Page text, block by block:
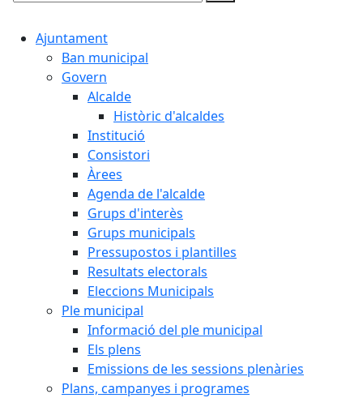
Cercar:
Ajuntament
Ban municipal
Govern
Alcalde
Històric d'alcaldes
Institució
Consistori
Àrees
Agenda de l'alcalde
Grups d'interès
Grups municipals
Pressupostos i plantilles
Resultats electorals
Eleccions Municipals
Ple municipal
Informació del ple municipal
Els plens
Emissions de les sessions plenàries
Plans, campanyes i programes